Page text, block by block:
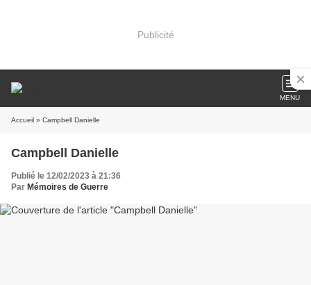
Publicité
MENU
Accueil » Campbell Danielle
Campbell Danielle
Publié le 12/02/2023 à 21:36
Par Mémoires de Guerre